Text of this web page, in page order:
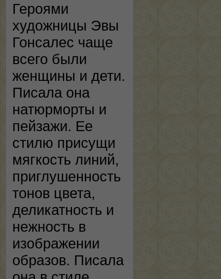
Героями
художницы Эвы
Гонсалес чаще
всего были
женщины и дети.
Писала она
натюрморты и
пейзажи. Ее
стилю присущи
мягкость линий,
приглушенность
тонов цвета,
деликатность и
нежность в
изображении
образов. Писала